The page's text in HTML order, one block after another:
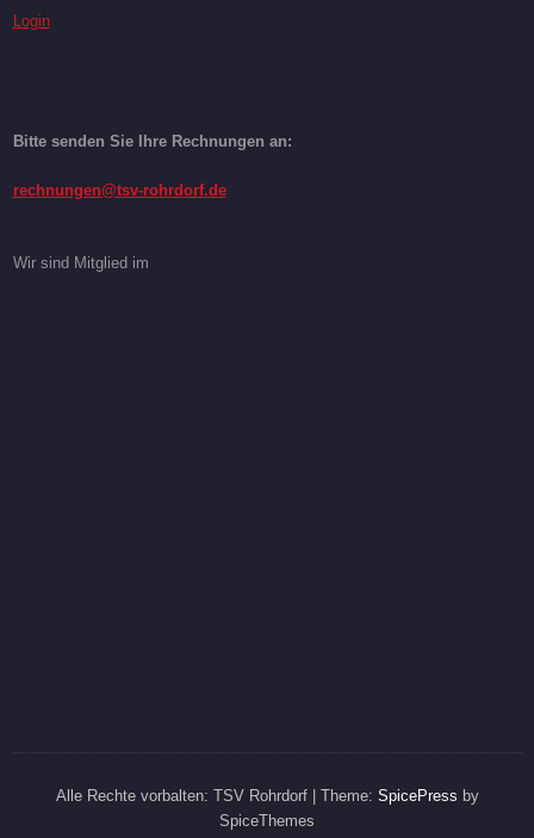
Login
Bitte senden Sie Ihre Rechnungen an:
rechnungen@tsv-rohrdorf.de
Wir sind Mitglied im
Alle Rechte vorbalten: TSV Rohrdorf | Theme: SpicePress by
SpiceThemes